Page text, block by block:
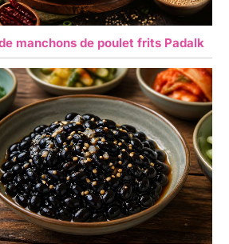
manchons de poulet frits Padalk